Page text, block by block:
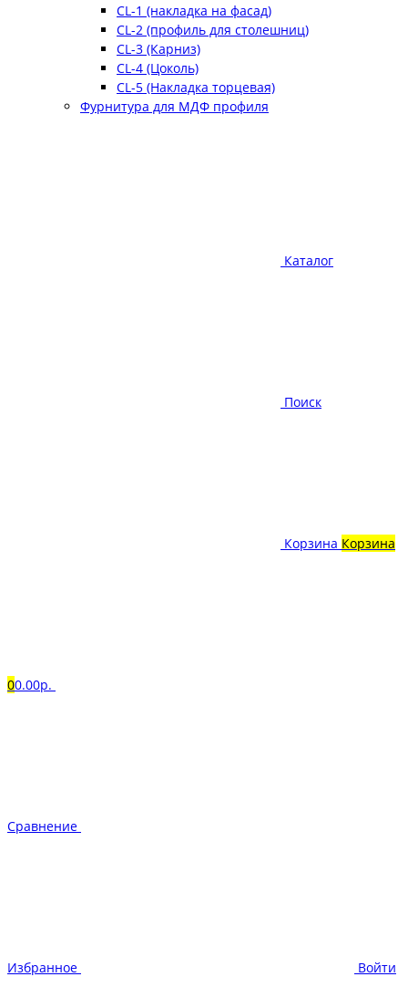
CL-1 (накладка на фасад)
CL-2 (профиль для столешниц)
CL-3 (Карниз)
CL-4 (Цоколь)
CL-5 (Накладка торцевая)
Фурнитура для МДФ профиля
Каталог
Поиск
Корзина Корзина
00.00р.
Сравнение
Избранное Войти